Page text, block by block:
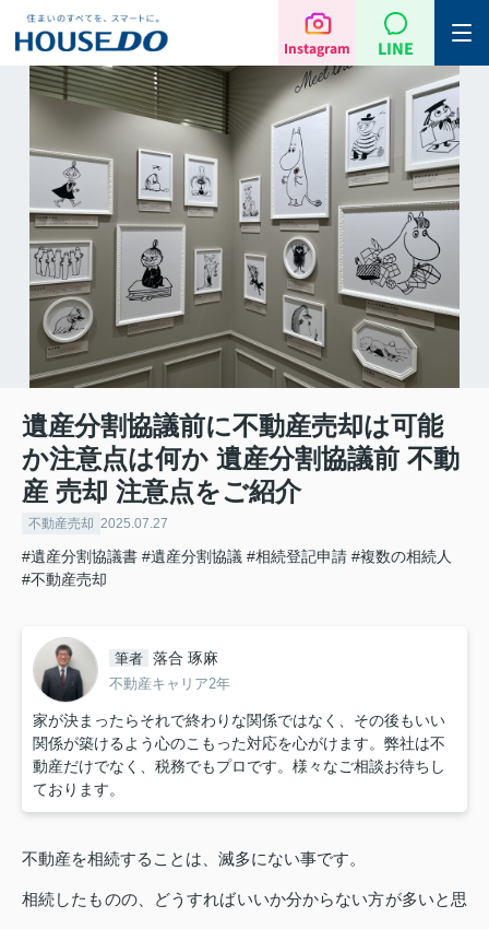
Instagram LINE
遺産分割協議前に不動産売却は可能
か注意点は何か 遺産分割協議前 不動
産 売却 注意点をご紹介
不動産売却 2025.07.27
#遺産分割協議書 #遺産分割協議 #相続登記申請 #複数の相続人
#不動産売却
筆者 落合 琢麻
不動産キャリア2年
家が決まったらそれで終わりな関係ではなく、その後もいい
関係が築けるよう心のこもった対応を心がけます。弊社は不
動産だけでなく、税務でもプロです。様々なご相談お待ちし
ております。
不動産を相続することは、滅多にない事です。
相続したものの、どうすればいいか分からない方が多いと思